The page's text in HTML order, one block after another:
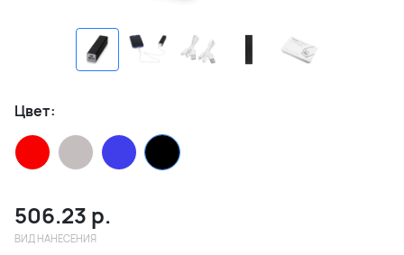
Цвет:
506.23 р.
ВИД НАНЕСЕНИЯ